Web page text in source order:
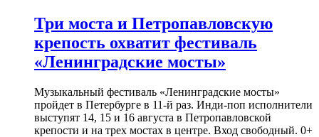
Три моста и Петропавловскую
крепость охватит фестиваль
«Ленинградские мосты»
Музыкальный фестиваль «Ленинградские мосты»
пройдет в Петербурге в 11-й раз. Инди-поп исполнители
выступят 14, 15 и 16 августа в Петропавловской
крепости и на трех мостах в центре. Вход свободный. 0+